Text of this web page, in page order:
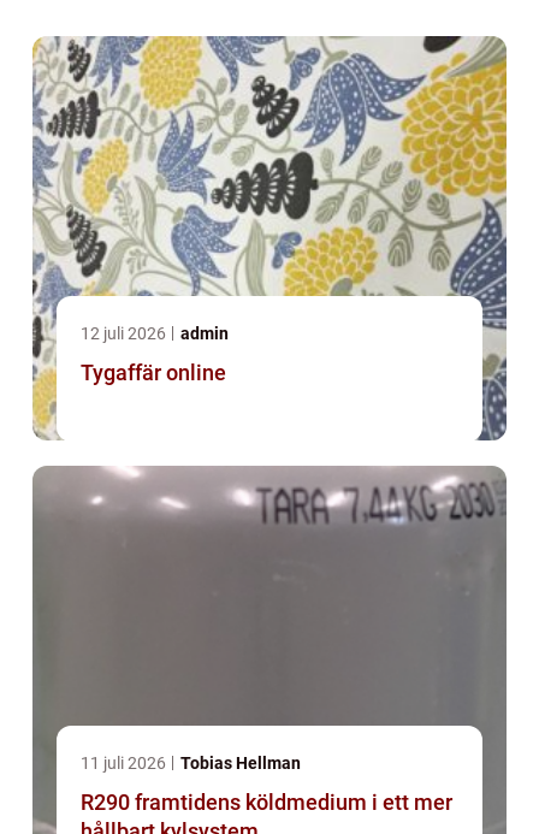
12 juli 2026 admin
Tygaffär online
11 juli 2026 Tobias Hellman
R290 framtidens köldmedium i ett mer